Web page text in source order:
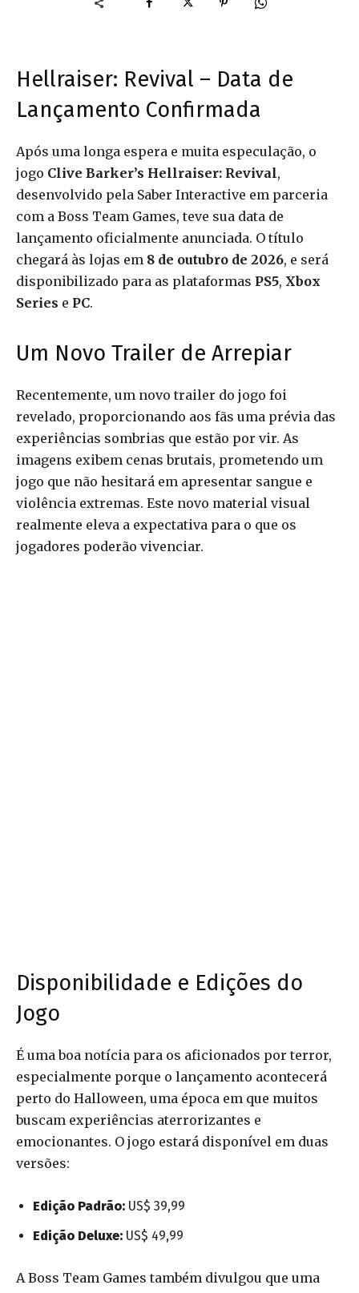
Hellraiser: Revival – Data de
Lançamento Confirmada
Após uma longa espera e muita especulação, o
jogo Clive Barker’s Hellraiser: Revival,
desenvolvido pela Saber Interactive em parceria
com a Boss Team Games, teve sua data de
lançamento oficialmente anunciada. O título
chegará às lojas em 8 de outubro de 2026, e será
disponibilizado para as plataformas PS5, Xbox
Series e PC.
Um Novo Trailer de Arrepiar
Recentemente, um novo trailer do jogo foi
revelado, proporcionando aos fãs uma prévia das
experiências sombrias que estão por vir. As
imagens exibem cenas brutais, prometendo um
jogo que não hesitará em apresentar sangue e
violência extremas. Este novo material visual
realmente eleva a expectativa para o que os
jogadores poderão vivenciar.
Disponibilidade e Edições do
Jogo
É uma boa notícia para os aficionados por terror,
especialmente porque o lançamento acontecerá
perto do Halloween, uma época em que muitos
buscam experiências aterrorizantes e
emocionantes. O jogo estará disponível em duas
versões:
Edição Padrão: US$ 39,99
Edição Deluxe: US$ 49,99
A Boss Team Games também divulgou que uma